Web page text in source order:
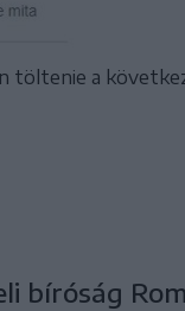
töltenie a
bíróság